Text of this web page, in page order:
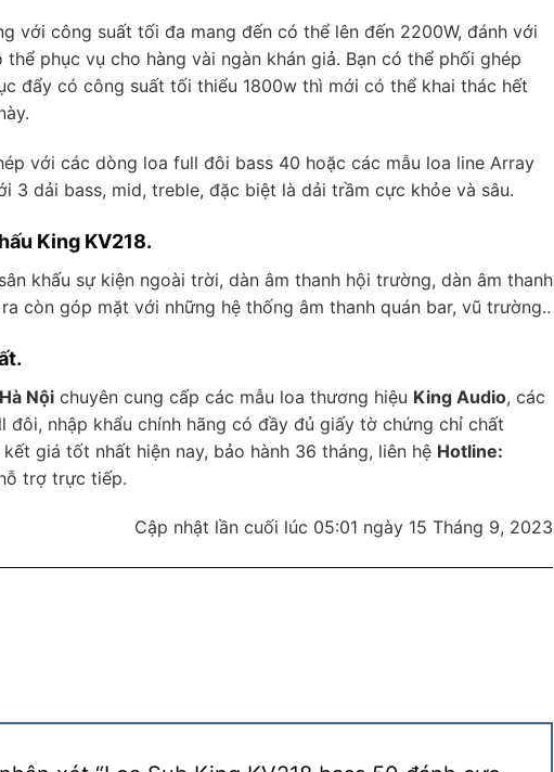
với công suất tối đa mang đến có thể lên đến 2200W, đánh với
phục vụ cho hàng vài ngàn khán giả. Bạn có thể phối ghép
đẩy có công suất tối thiểu 1800w thì mới có thể khai thác hết
với các dòng loa full đôi bass 40 hoặc các mẫu loa line Array
3 dải bass, mid, treble, đặc biệt là dải trầm cực khỏe và sâu.
King KV218.
khấu sự kiện ngoài trời, dàn âm thanh hội trường, dàn âm thanh
còn góp mặt với những hệ thống âm thanh quán bar, vũ trường..
Nội chuyên cung cấp các mẫu loa thương hiệu King Audio, các
đôi, nhập khẩu chính hãng có đầy đủ giấy tờ chứng chỉ chất
giá tốt nhất hiện nay, bảo hành 36 tháng, liên hệ Hotline:
trợ trực tiếp.
Cập nhật lần cuối lúc 05:01 ngày 15 Tháng 9, 2023